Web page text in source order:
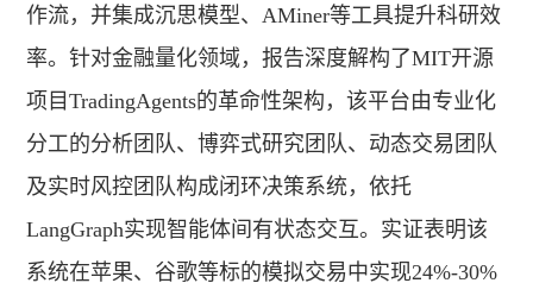
作流，并集成沉思模型、AMiner等工具提升科研效
率。针对金融量化领域，报告深度解构了MIT开源
项目TradingAgents的革命性架构，该平台由专业化
分工的分析团队、博弈式研究团队、动态交易团队
及实时风控团队构成闭环决策系统，依托
LangGraph实现智能体间有状态交互。实证表明该
系统在苹果、谷歌等标的模拟交易中实现24%-30%